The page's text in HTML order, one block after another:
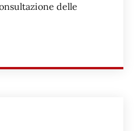
delle
ELENCO PRATICHE